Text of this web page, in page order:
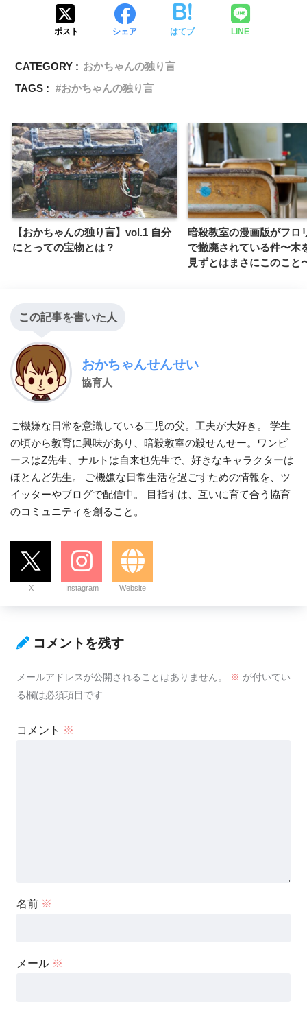
ポスト シェア はてブ LINE
CATEGORY : おかちゃんの独り言
TAGS :
おかちゃんの独り言
【おかちゃんの独り言】vol.1 自分
にとっての宝物とは？
暗殺教室の漫画版がフロ
で撤廃されている件〜木
見ずとはまさにこのこと
この記事を書いた人
おかちゃんせんせい
協育人
ご機嫌な日常を意識している二児の父。工夫が大好き。 学生
の頃から教育に興味があり、暗殺教室の殺せんせー。ワンピ
ースはZ先生、ナルトは自来也先生で、好きなキャラクターは
ほとんど先生。 ご機嫌な日常生活を過ごすための情報を、ツ
イッターやブログで配信中。 目指すは、互いに育て合う協育
のコミュニティを創ること。
X Instagram Website
コメントを残す
メールアドレスが公開されることはありません。 ※ が付いてい
る欄は必須項目です
コメント ※
名前 ※
メール ※